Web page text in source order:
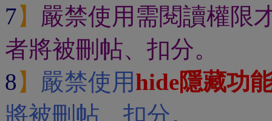
7】 嚴禁使用需閱讀權限
者將被刪帖、扣分。
8 】 嚴禁使用hide隱藏功
將被刪帖、扣分。